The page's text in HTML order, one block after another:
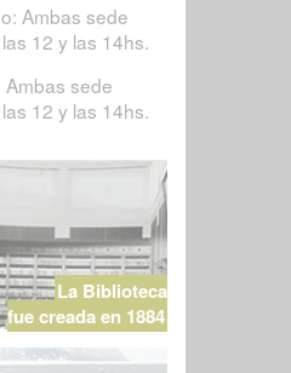
Ambas sede
12 y las 14hs.
Ambas sede
12 y las 14hs.
La Biblioteca
fue creada en 1884